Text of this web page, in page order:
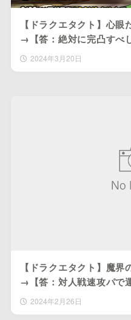
【ドラクエタクト】心
→【答：絶対に完凸すべ
2024年3月20日
【ドラクエタクト】魔
→【答：対人戦速攻パで
2024年2月26日